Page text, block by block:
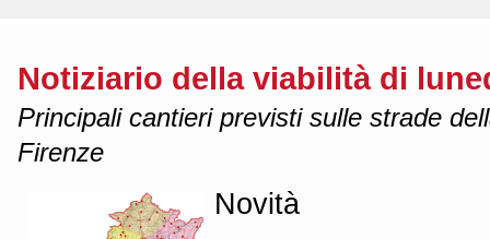
Notiziario della viabilità di
Principali cantieri previsti sulle strade
Firenze
Novità